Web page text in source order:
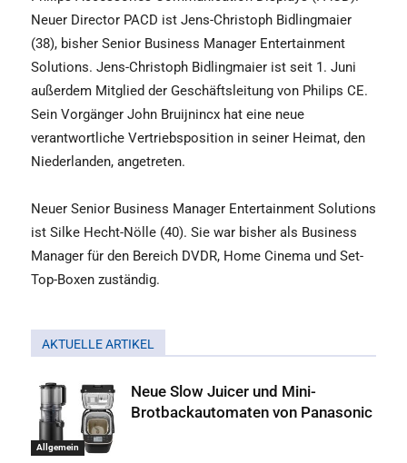
Neuer Director PACD ist Jens-Christoph Bidlingmaier
(38), bisher Senior Business Manager Entertainment
Solutions. Jens-Christoph Bidlingmaier ist seit 1. Juni
außerdem Mitglied der Geschäftsleitung von Philips CE.
Sein Vorgänger John Bruijnincx hat eine neue
verantwortliche Vertriebsposition in seiner Heimat, den
Niederlanden, angetreten.
Neuer Senior Business Manager Entertainment Solutions
ist Silke Hecht-Nölle (40). Sie war bisher als Business
Manager für den Bereich DVDR, Home Cinema und Set-
Top-Boxen zuständig.
AKTUELLE ARTIKEL
Allgemein
Neue Slow Juicer und Mini-
Brotbackautomaten von Panasonic